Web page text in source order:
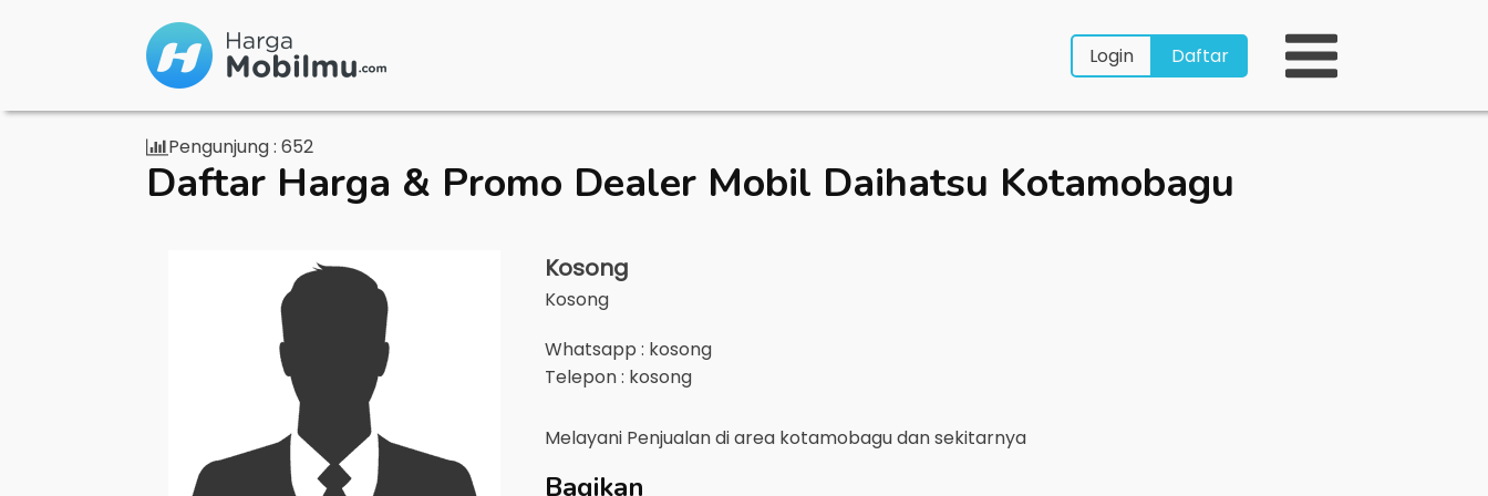
Login Daftar
Pengunjung : 652
Daftar Harga & Promo Dealer Mobil Daihatsu Kotamobagu
Kosong
Kosong
Whatsapp : kosong
Telepon : kosong
Melayani Penjualan di area kotamobagudan sekitarnya
Bagikan